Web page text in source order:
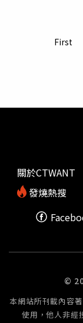
疑。（圖／趙文
設醫院感染科主
部）有所接觸，
法》，不料高端
說他指高端疫苗
謗的對象是日本
無效的是日本政
境，而台灣的指
高端疫苗採購雖
中間價差是用公
脈，一開始還說
百姓心中合理
First
關於CTWANT
發燒熱搜
©
本網站所刊載內容
使用，他人非經